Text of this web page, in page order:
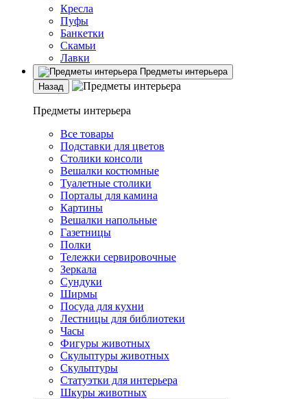
Кресла
Пуфы
Банкетки
Скамьи
Лавки
Предметы интерьера
Назад
Предметы интерьера
Все товары
Подставки для цветов
Столики консоли
Вешалки костюмные
Туалетные столики
Порталы для камина
Картины
Вешалки напольные
Газетницы
Полки
Тележки сервировочные
Зеркала
Сундуки
Ширмы
Посуда для кухни
Лестницы для библиотеки
Часы
Фигуры животных
Скульптуры животных
Скульптуры
Статуэтки для интерьера
Шкуры животных